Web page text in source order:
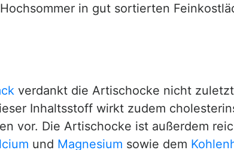
in gut sortierten
verdankt die Artischocke nicht
Inhaltsstoff wirkt zudem
vor. Die Artischocke ist außerdem
und Magnesium sowie dem